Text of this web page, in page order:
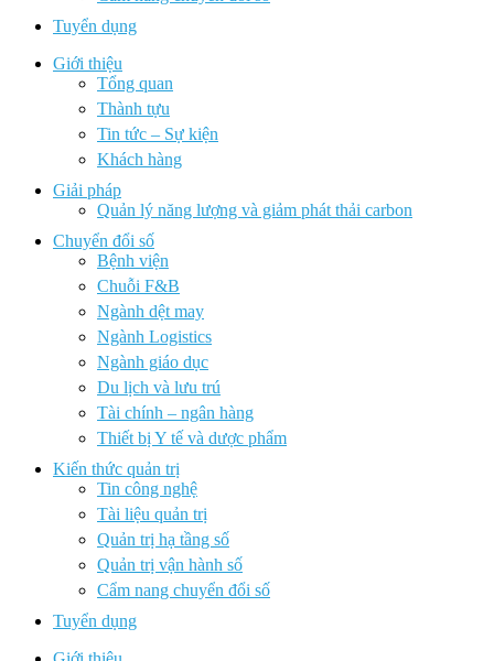
Tuyển dụng
Giới thiệu
Tổng quan
Thành tựu
Tin tức – Sự kiện
Khách hàng
Giải pháp
Quản lý năng lượng và giảm phát thải carbon
Chuyển đổi số
Bệnh viện
Chuỗi F&B
Ngành dệt may
Ngành Logistics
Ngành giáo dục
Du lịch và lưu trú
Tài chính – ngân hàng
Thiết bị Y tế và dược phẩm
Kiến thức quản trị
Tin công nghệ
Tài liệu quản trị
Quản trị hạ tầng số
Quản trị vận hành số
Cẩm nang chuyển đổi số
Tuyển dụng